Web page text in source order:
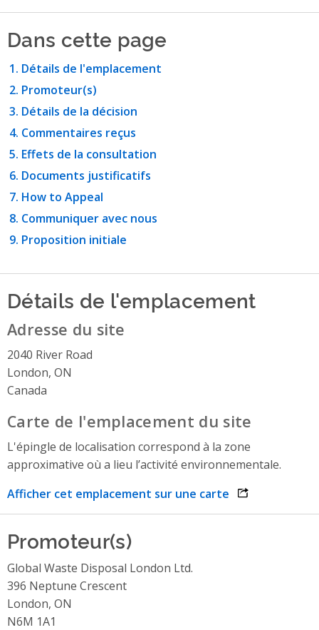
Dans cette page
Détails de l'emplacement
Promoteur(s)
Détails de la décision
Commentaires reçus
Effets de la consultation
Documents justificatifs
How to Appeal
Communiquer avec nous
Proposition initiale
Détails de l'emplacement
Adresse du site
2040 River Road
London, ON
Canada
Carte de l'emplacement du site
L'épingle de localisation correspond à la zone
approximative où a lieu l’activité environnementale.
Afficher cet emplacement sur une carte opens link in
Promoteur(s)
Global Waste Disposal London Ltd.
396 Neptune Crescent
London, ON
N6M 1A1